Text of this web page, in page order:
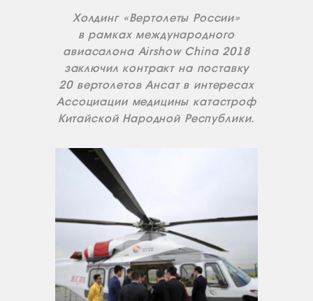
ДОКУМЕНТЫ
ВНУТРЕННИЕ
Холдинг «Вертолеты России»
в рамках международного
авиасалона Airshow China 2018
заключил контракт на поставку
20 вертолетов Ансат в интересах
Ассоциации медицины катастроф
Китайской Народной Республики.